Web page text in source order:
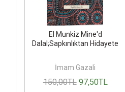
El Munkiz Mine'd
Dalal;Sapkınlıktan Hidayete
İmam Gazali
150,00TL 97,50TL